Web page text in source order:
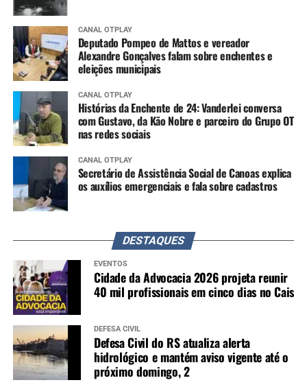
CANAL OTPLAY
Deputado Pompeo de Mattos e vereador
Alexandre Gonçalves falam sobre enchentes e
eleições municipais
CANAL OTPLAY
Histórias da Enchente de 24: Vanderlei conversa
com Gustavo, da Kão Nobre e parceiro do Grupo OT
nas redes sociais
CANAL OTPLAY
Secretário de Assistência Social de Canoas explica
os auxílios emergenciais e fala sobre cadastros
DESTAQUES
EVENTOS
Cidade da Advocacia 2026 projeta reunir
40 mil profissionais em cinco dias no Cais
DEFESA CIVIL
Defesa Civil do RS atualiza alerta
hidrológico e mantém aviso vigente até o
próximo domingo, 2